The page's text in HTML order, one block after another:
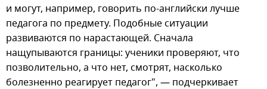
и могут, например, говорить по-английски лучше
педагога по предмету. Подобные ситуации
развиваются по нарастающей. Сначала
нащупываются границы: ученики проверяют, что
позволительно, а что нет, смотрят, насколько
болезненно реагирует педагог", — подчеркивает